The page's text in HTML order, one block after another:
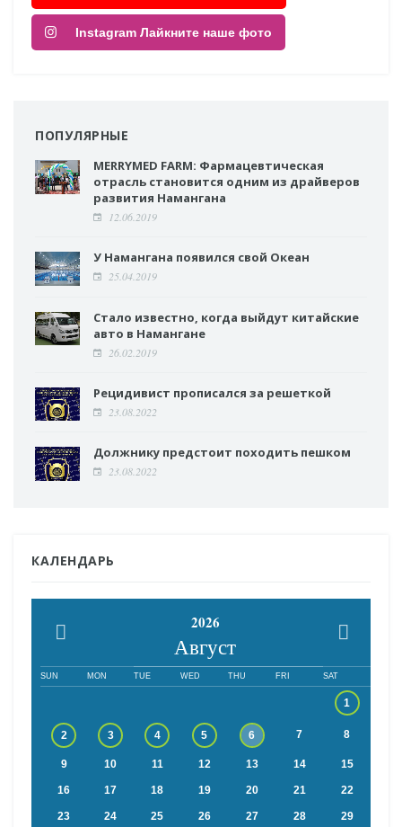
Instagram Лайкните наше фото
ПОПУЛЯРНЫЕ
MERRYMED FARM: Фармацевтическая
отрасль становится одним из драйверов
развития Намангана
12.06.2019
У Намангана появился свой Океан
25.04.2019
Стало известно, когда выйдут китайские
авто в Намангане
26.02.2019
Рецидивист прописался за решеткой
23.08.2022
Должнику предстоит походить пешком
23.08.2022
КАЛЕНДАРЬ
2026
Август
SUN MON TUE WED THU FRI SAT
1
2 3 4 5 6 7 8
9 10 11 12 13 14 15
16 17 18 19 20 21 22
23 24 25 26 27 28 29